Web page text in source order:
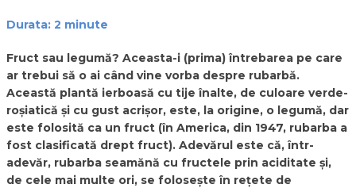
Durata: 2 minute
Fruct sau legumă? Aceasta-i (prima) întrebarea pe care
ar trebui să o ai când vine vorba despre rubarbă.
Această plantă ierboasă cu tije înalte, de culoare verde-
roșiatică și cu gust acrișor, este, la origine, o legumă, dar
este folosită ca un fruct (în America, din 1947, rubarba a
fost clasificată drept fruct). Adevărul este că, într-
adevăr, rubarba seamănă cu fructele prin aciditate și,
de cele mai multe ori, se folosește în rețete de